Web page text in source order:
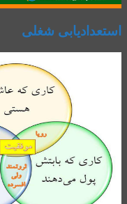
استعدادیابی شغلی